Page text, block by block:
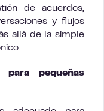
de acuerdos,
y flujos
allá de la simple
pequeñas